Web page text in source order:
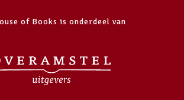
of Books is onderdeel van